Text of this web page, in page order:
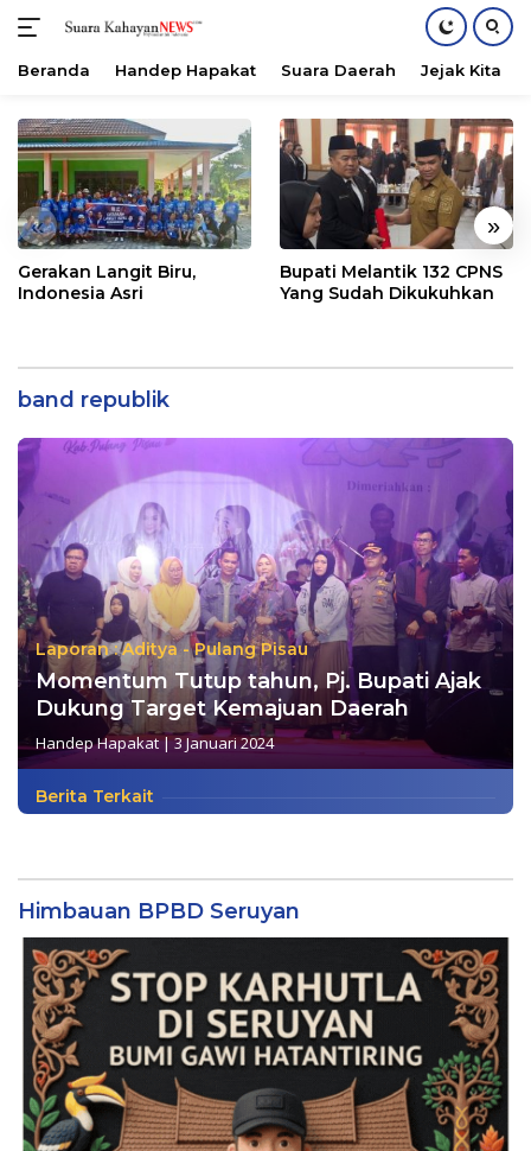
konten
Beranda Handep Hapakat Suara Daerah Jejak Kita
« »
Gerakan Langit Biru,
Indonesia Asri
Bupati Melantik 132 CPNS
Yang Sudah Dikukuhkan
band republik
Laporan : Aditya - Pulang Pisau
Momentum Tutup tahun, Pj. Bupati Ajak
Dukung Target Kemajuan Daerah
Handep Hapakat|3 Januari 2024
Berita Terkait
Himbauan BPBD Seruyan